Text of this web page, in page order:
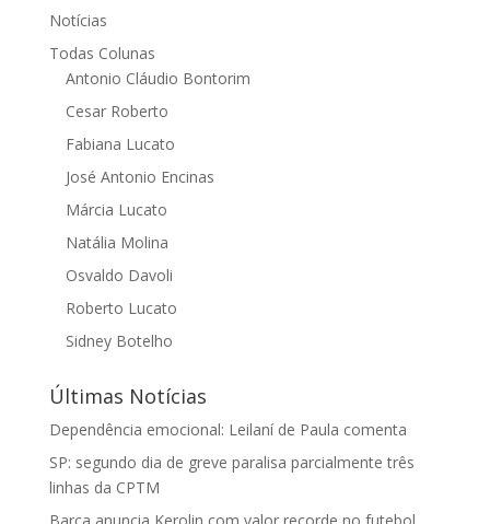
Notícias
Todas Colunas
Antonio Cláudio Bontorim
Cesar Roberto
Fabiana Lucato
José Antonio Encinas
Márcia Lucato
Natália Molina
Osvaldo Davoli
Roberto Lucato
Sidney Botelho
Últimas Notícias
Dependência emocional: Leilaní de Paula comenta
SP: segundo dia de greve paralisa parcialmente três
linhas da CPTM